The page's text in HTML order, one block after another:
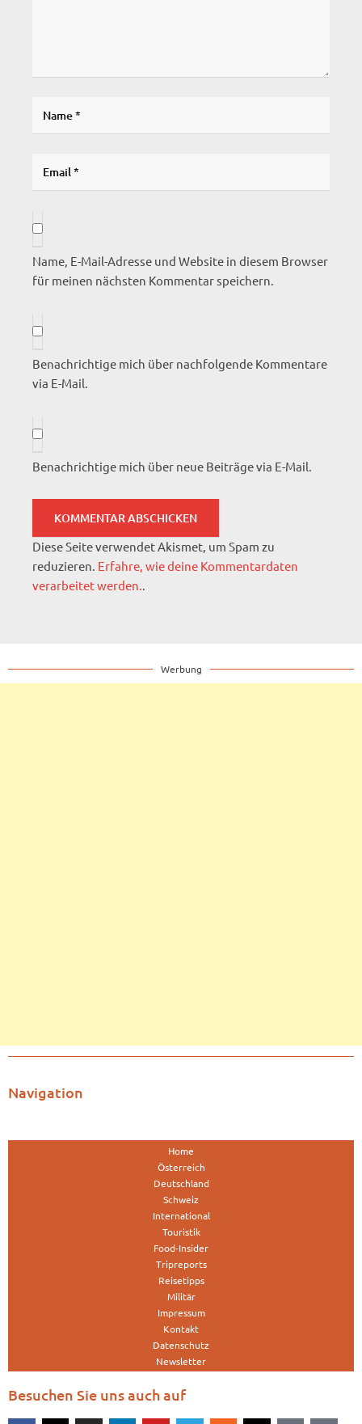
Name, E-Mail-Adresse und Website in diesem Browser
für meinen nächsten Kommentar speichern.
Benachrichtige mich über nachfolgende Kommentare
via E-Mail.
Benachrichtige mich über neue Beiträge via E-Mail.
Diese Seite verwendet Akismet, um Spam zu
reduzieren. Erfahre, wie deine Kommentardaten
verarbeitet werden..
Werbung
Navigation
Home
Österreich
Deutschland
Schweiz
International
Touristik
Food-Insider
Tripreports
Reisetipps
Militär
Impressum
Kontakt
Datenschutz
Newsletter
Besuchen Sie uns auch auf